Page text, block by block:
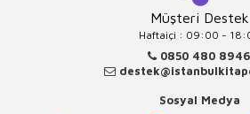
Müşteri Destek
Haftaiçi : 09:00 -
0850 480 8946
Sosyal Medya